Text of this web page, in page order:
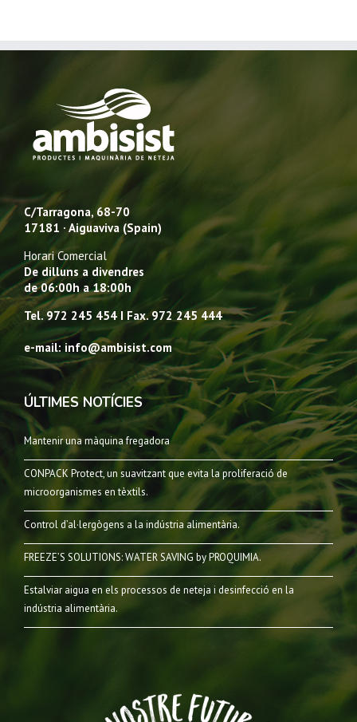
C/Tarragona, 68-70
17181 · Aiguaviva (Spain)
Horari Comercial
De dilluns a divendres
de 06:00h a 18:00h
Tel. 972 245 454 I Fax. 972 245 444
e-mail: info@ambisist.com
ÚLTIMES NOTÍCIES
Mantenir una màquina fregadora
CONPACK Protect, un suavitzant que evita la proliferació de
microorganismes en tèxtils.
Control d’al·lergògens a la indústria alimentària.
FREEZE’S SOLUTIONS: WATER SAVING by PROQUIMIA.
Estalviar aigua en els processos de neteja i desinfecció en la
indústria alimentària.